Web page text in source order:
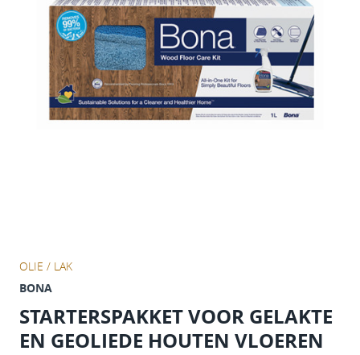
OLIE / LAK
BONA
STARTERSPAKKET VOOR GELAKTE
EN GEOLIEDE HOUTEN VLOEREN